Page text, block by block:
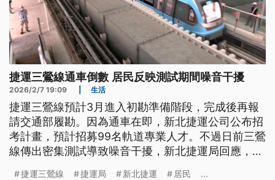
捷運三鶯線通車倒數 居民反映測試期間噪音干擾
2026/2/7 19:09 生活
捷運三鶯線預計3月進入初勘準備階段，完成後再報
請交通部履勘。因為通車在即，新北捷運公司公布招
考計畫，預計招募99名軌道專業人才。不過日前三鶯
線傳出密集測試導致噪音干擾，新北捷運局回應，將
捷運三鶯線 捷運局 新北捷運 居民 ...